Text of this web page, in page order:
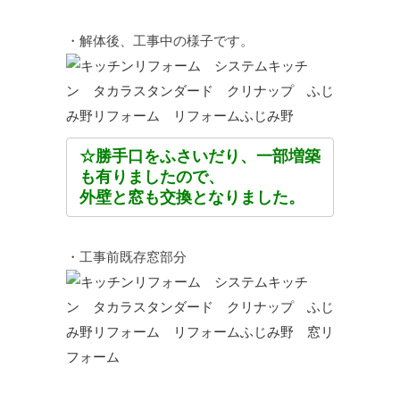
・解体後、工事中の様子です。
☆勝手口をふさいだり、一部増築
も有りましたので、
外壁と窓も交換となりました。
・工事前既存窓部分